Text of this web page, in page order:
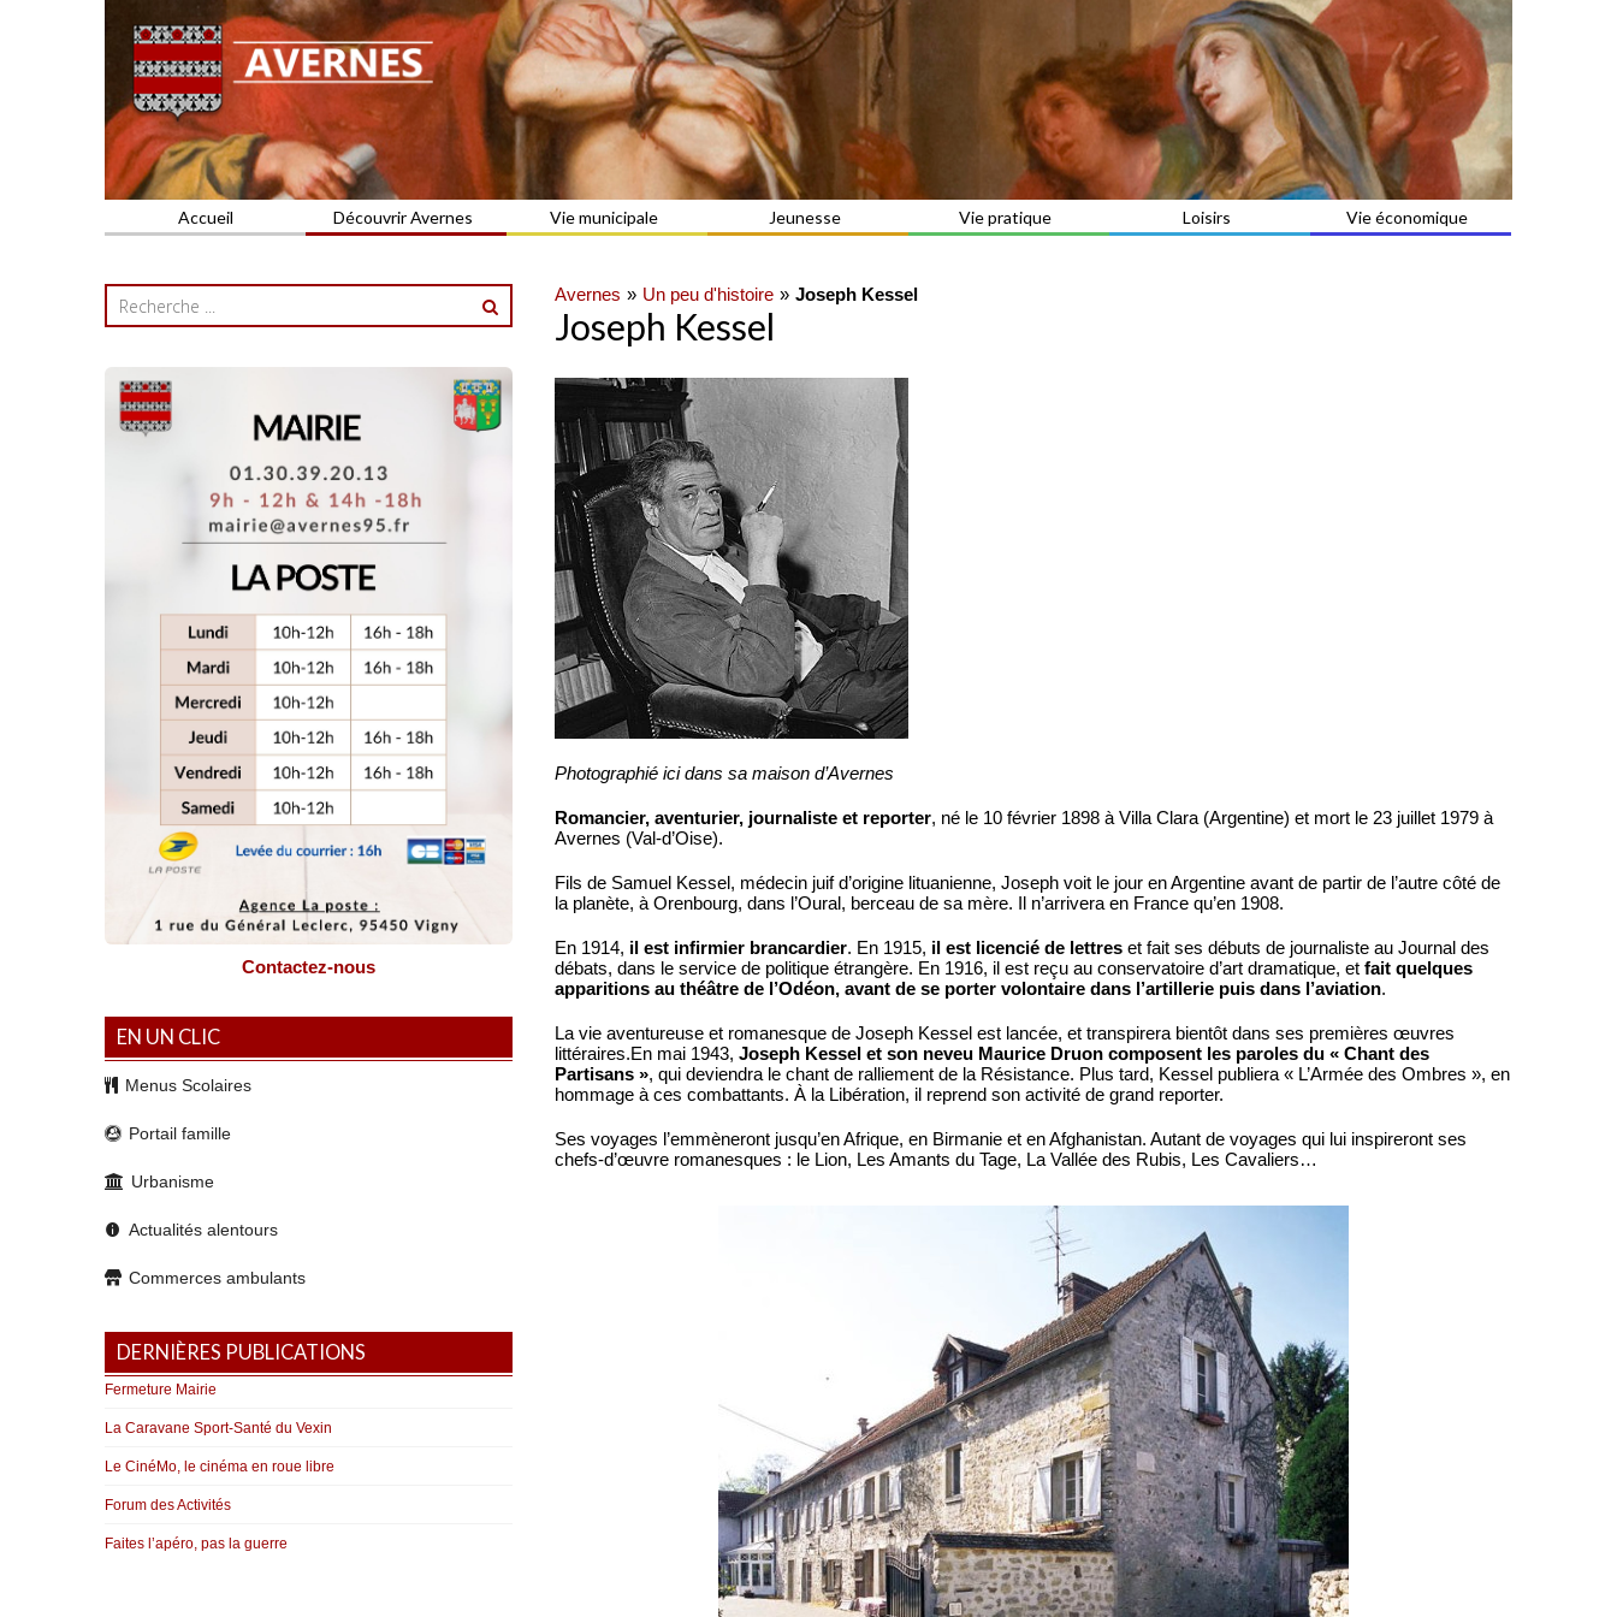
AVERNES
Commune du Val d'Oise
Accueil Découvrir Avernes Vie municipale Jeunesse Vie pratique Loisirs Vie économique
Avernes Un peu d'histoire Joseph Kessel
Joseph Kessel
Photographié ici dans sa maison d’Avernes
Romancier, aventurier, journaliste et reporter, né le 10 février 1898 à Villa Clara (Argentine) et mort le 23 juillet 1979 à
Avernes (Val-d’Oise).
Fils de Samuel Kessel, médecin juif d’origine lituanienne, Joseph voit le jour en Argentine avant de partir de l’autre côté de
la planète, à Orenbourg, dans l’Oural, berceau de sa mère. Il n’arrivera en France qu’en 1908.
En 1914, il est infirmier brancardier. En 1915, il est licencié de lettres et fait ses débuts de journaliste au Journal des
débats, dans le service de politique étrangère. En 1916, il est reçu au conservatoire d’art dramatique, etfait quelques
apparitions au théâtre de l’Odéon, avant de se porter volontaire dans l’artillerie puis dans l’aviation.
La vie aventureuse et romanesque de Joseph Kessel est lancée, et transpirera bientôt dans ses premières œuvres
littéraires.En mai 1943,Joseph Kessel et son neveu Maurice Druon composent les paroles du « Chant des
Partisans », qui deviendra le chant de ralliement de la Résistance. Plus tard, Kessel publiera « L’Armée des Ombres », en
hommage à ces combattants. À la Libération, il reprend son activité de grand reporter.
Ses voyages l’emmèneront jusqu’en Afrique, en Birmanie et en Afghanistan. Autant de voyages qui lui inspireront ses
chefs-d’œuvre romanesques : le Lion, Les Amants du Tage, La Vallée des Rubis, Les Cavaliers…
Contactez-nous
EN UN CLIC
Menus Scolaires
Portail famille
Urbanisme
Actualités alentours
Commerces ambulants
DERNIÈRES PUBLICATIONS
Fermeture Mairie
La Caravane Sport-Santé du Vexin
Le CinéMo, le cinéma en roue libre
Forum des Activités
Faites l’apéro, pas la guerre